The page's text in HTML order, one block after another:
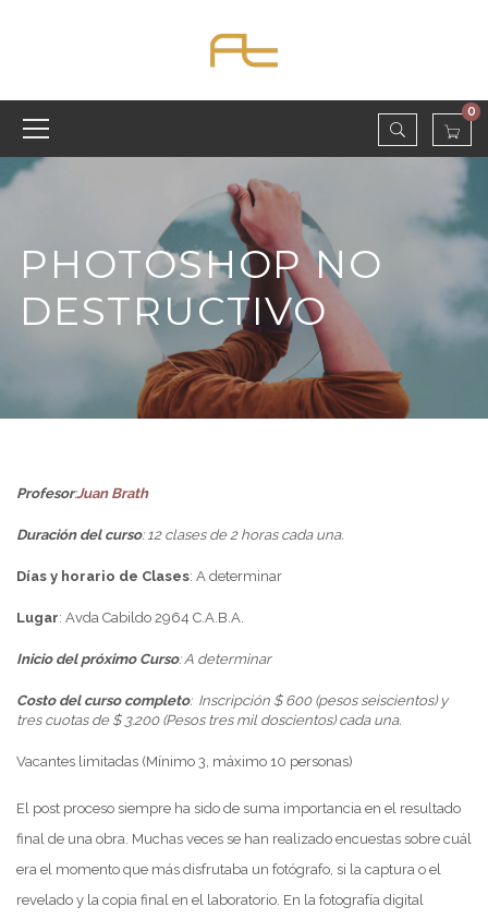
0
PHOTOSHOP NO
DESTRUCTIVO
Profesor:Juan Brath
Duración del curso: 12 clases de 2 horas cada una.
Días y horario de Clases: A determinar
Lugar: Avda Cabildo 2964 C.A.B.A.
Inicio del próximo Curso: A determinar
Costo del curso completo: Inscripción $ 600 (pesos seiscientos) y
tres cuotas de $ 3.200 (Pesos tres mil doscientos) cada una.
Vacantes limitadas (Mínimo 3, máximo 10 personas)
El post proceso siempre ha sido de suma importancia en el resultado
final de una obra. Muchas veces se han realizado encuestas sobre cuál
era el momento que más disfrutaba un fotógrafo, si la captura o el
revelado y la copia final en el laboratorio. En la fotografía digital